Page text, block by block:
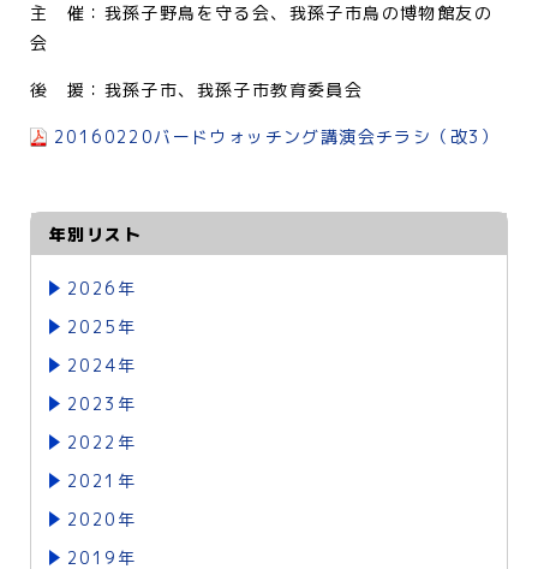
主 催：我孫子野鳥を守る会、我孫子市鳥の博物館友の
会
後 援：我孫子市、我孫子市教育委員会
20160220バードウォッチング講演会チラシ（改3）
年別リスト
2026年
2025年
2024年
2023年
2022年
2021年
2020年
2019年